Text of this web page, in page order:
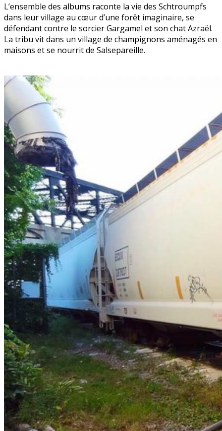
L’ensemble des albums raconte la vie des Schtroumpfs
dans leur village au cœur d’une forêt imaginaire, se
défendant contre le sorcier Gargamel et son chat Azraël.
La tribu vit dans un village de champignons aménagés en
maisons et se nourrit de Salsepareille.